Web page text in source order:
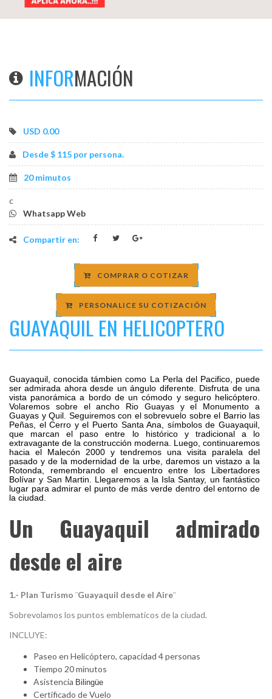
INFORMACIÓN
USD 0.00
Desde $ 115 por persona.
20 mimutos
c
Whatsapp Web
Compartir en:
COMPRAR O COTIZAR
PERSONALICE SU COTIZACIÓN
GUAYAQUIL EN HELICOPTERO
Guayaquil, conocida támbien como La Perla del Pacifico, puede
ser admirada ahora desde un ángulo diferente. Disfruta de una
vista panorámica a bordo de un cómodo y seguro helicóptero.
Volaremos sobre el ancho Rio Guayas y el Monumento a
Guayas y Quil. Seguiremos con el sobrevuelo sobre el Barrio las
Peñas, el Cerro y el Puerto Santa Ana, símbolos de Guayaquil,
que marcan el paso entre lo histórico y tradicional a lo
extravagante de la construcción moderna. Luego, continuaremos
hacia el Malecón 2000 y tendremos una visita paralela del
pasado y de la modernidad de la urbe, daremos un vistazo a la
Rotonda, remembrando el encuentro entre los Libertadores
Bolívar y San Martin. Llegaremos a la Isla Santay, un fantástico
lugar para admirar el punto de más verde dentro del entorno de
la ciudad.
Un Guayaquil admirado
desde el aire
1.- Plan Turismo ¨Guayaquil desde el Aire¨
Sobrevolamos los puntos emblematicos de la ciudad.
INCLUYE:
Paseo en Helicóptero, capacidad 4 personas
Tiempo 20 minutos
Asistencia Bilingüe
Certificado de Vuelo